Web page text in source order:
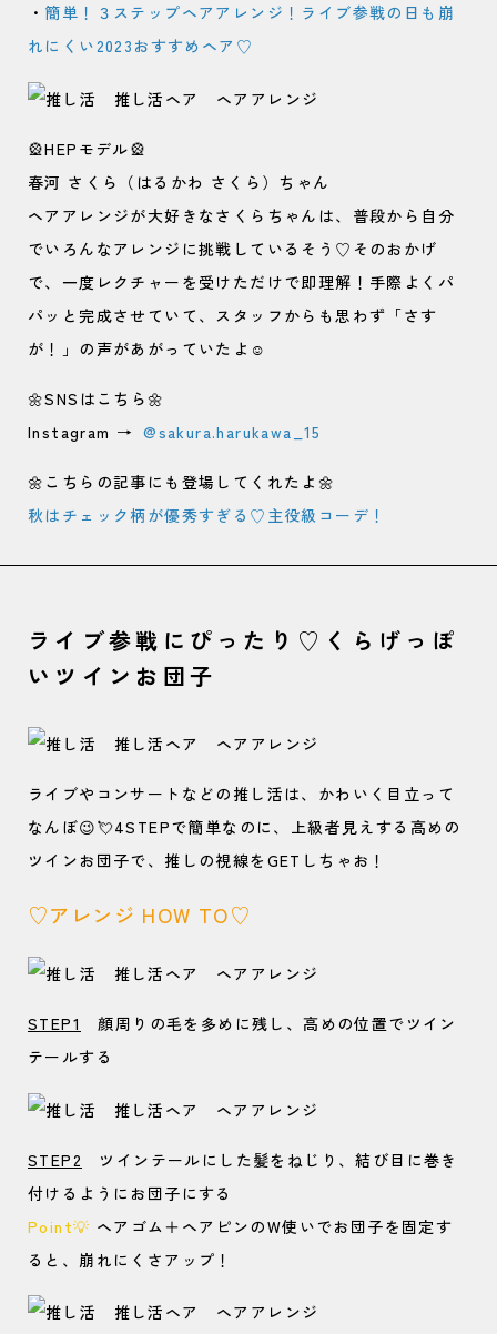
・ 簡単！３ステップヘアアレンジ！ライブ参戦の日も崩
れにくい2023おすすめヘア♡
🎡HEPモデル🎡
春河 さくら（はるかわ さくら）ちゃん
ヘアアレンジが大好きなさくらちゃんは、普段から自分
でいろんなアレンジに挑戦しているそう♡そのおかげ
で、一度レクチャーを受けただけで即理解！手際よくパ
パッと完成させていて、スタッフからも思わず「さす
が！」の声があがっていたよ☺️
🌼SNSはこちら🌼
Instagram →@sakura.harukawa_15
🌼こちらの記事にも登場してくれたよ🌼
秋はチェック柄が優秀すぎる♡主役級コーデ！
ライブ参戦にぴったり♡くらげっぽ
いツインお団子
ライブやコンサートなどの推し活は、かわいく目立って
なんぼ😉💘4STEPで簡単なのに、上級者見えする高めの
ツインお団子で、推しの視線をGETしちゃお！
♡アレンジ HOW TO♡
STEP1
顔周りの毛を多めに残し、高めの位置でツイン
テールする
STEP2 ツインテールにした髪をねじり、結び目に巻き
付けるようにお団子にする
Point💡 ヘアゴム＋ヘアピンのW使いでお団子を固定す
ると、崩れにくさアップ！